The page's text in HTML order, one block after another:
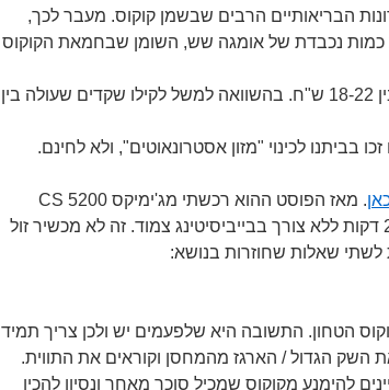
הבריאותיים הרבים שבשמן קוקוס. מעבר לכך,
כמות נכבדת של אומגה שש, השומן שבחמאת הקוקוס
. קילו קוקוס טחון עולה בתפזורת בין 18-22 ש"ח. בהשוואה למשל לקילו שקדים שעולה בין
בביתנו לכינוי "מזון אסטרונאוטים", ולא לחינם.
. מאז הפוסט ההוא רכשתי מג'ימיקס CS 5200
שהפך את הכנת חמאת הקוקוס לעניין של 20 דקות ללא צורך בבייביסיטינג צמוד. זה לא מכשיר זול
לשתי שאלות שחוזרות בנושא:
הטחון. התשובה היא שלפעמים יש ולכן צריך תמיד
השק הגדול / הארגז מהמחסן וקוראים את התווית.
להימנע מקוקוס שמכיל סוכר מאחר ונסיון להכין